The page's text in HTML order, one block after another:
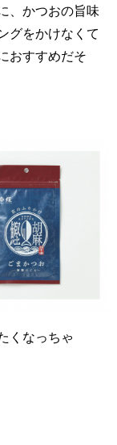
、かつおの旨味
グをかけなくて
おすすめだそ
くなっちゃ